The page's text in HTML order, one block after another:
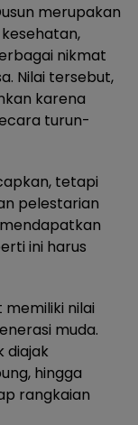
merupakan
nikmat
Nilai tersebut,
karena
turun-
tetapi
pelestarian
ini harus
memiliki nilai
muda.
diajak
hingga
rangkaian